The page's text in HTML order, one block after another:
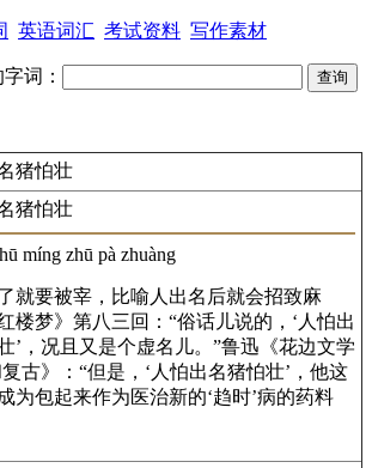
英语词汇 考试资料 写作素材
词：
猪怕壮
猪怕壮
míng zhū pà zhuàng
就要被宰，比喻人出名后就会招致麻
楼梦》第八三回：“俗话儿说的，‘人怕出
’，况且又是个虚名儿。”鲁迅《花边文学
复古》：“但是，‘人怕出名猪怕壮’，他这
为包起来作为医治新的‘趋时’病的药料